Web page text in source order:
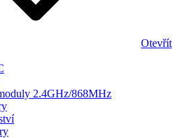
Otevřít
2.4GHz/868MHz